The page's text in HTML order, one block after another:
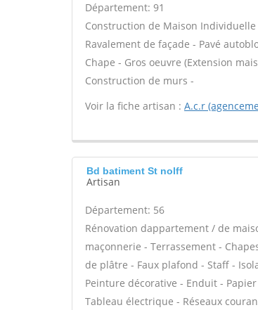
Département: 91
Construction de Maison
Ravalement de façade - Pavé
Chape - Gros oeuvre (Extension
Construction de murs -
Voir la fiche artisan : A.c.r
Bd batiment St nolff
Artisan
Département: 56
Rénovation dappartement / de
maçonnerie - Terrassement -
de plâtre - Faux plafond - Staff -
Peinture décorative - Enduit -
Tableau électrique - Réseaux